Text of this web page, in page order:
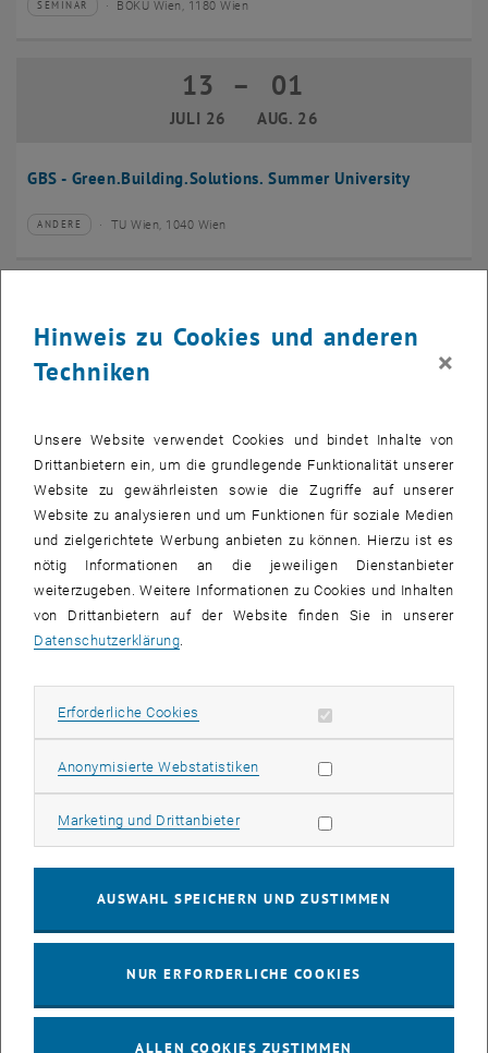
Veranstaltungstyp:
SEMINAR
Veranstaltungsort:BOKU Wien, 1180 Wien
GBS - Green.Building.Solutions. Summer University
13
JULI 26
13 Juli 2026 bis 01 August 2026
– 01
AUG. 26
Veranstaltungstyp:
ANDERE
Veranstaltungsort:TU Wien, 1040 Wien
JULI 26 JULI 26
Veranstaltungstyp:
KONFERENZ
Veranstaltungsort:TU Wien, 1040 Wien
EMBA Online Info Session mit Dekan Prof. Dr. Wolfgang
28 Juli 2026
28
JULI 26
16:00-bis
17:00
INFORMATIONSVERANSTALTUNG Online, via Zoom
Info Session Learning Journey Turin
03
INFORMATIONSVERANSTALTUNG Online, Via Zoom
Hinweis zu Cookies und anderen
Techniken
×
Unsere Website verwendet Cookies und bindet Inhalte von
Drittanbietern ein, um die grundlegende Funktionalität unserer
Website zu gewährleisten sowie die Zugriffe auf unserer
Website zu analysieren und um Funktionen für soziale Medien
und zielgerichtete Werbung anbieten zu können. Hierzu ist es
nötig Informationen an die jeweiligen Dienstanbieter
weiterzugeben. Weitere Informationen zu Cookies und Inhalten
von Drittanbietern auf der Website finden Sie in unserer
Datenschutzerklärung
Erforderliche Cookies Erforderliche Cookies zulassen
Anonymisierte WebstatistikenStatistik Cookies zulassen
Marketing und DrittanbieterMarketing Cookies zulassen
AUSWAHL SPEICHERN UND ZUSTIMMEN
NUR ERFORDERLICHE COOKIES
ALLEN COOKIES ZUSTIMMEN